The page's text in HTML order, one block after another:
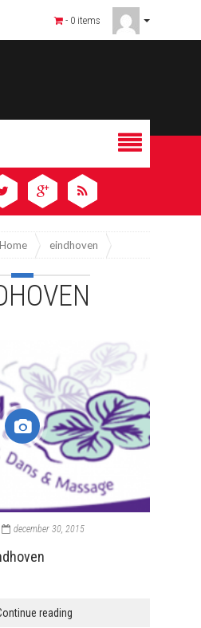
- 0 items
Home eindhoven
december 30, 2015
reading